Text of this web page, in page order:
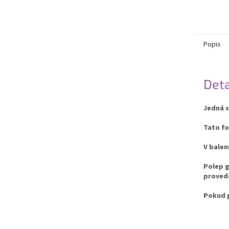
Popis
Jedná
Tato
V
Polep
Pokud